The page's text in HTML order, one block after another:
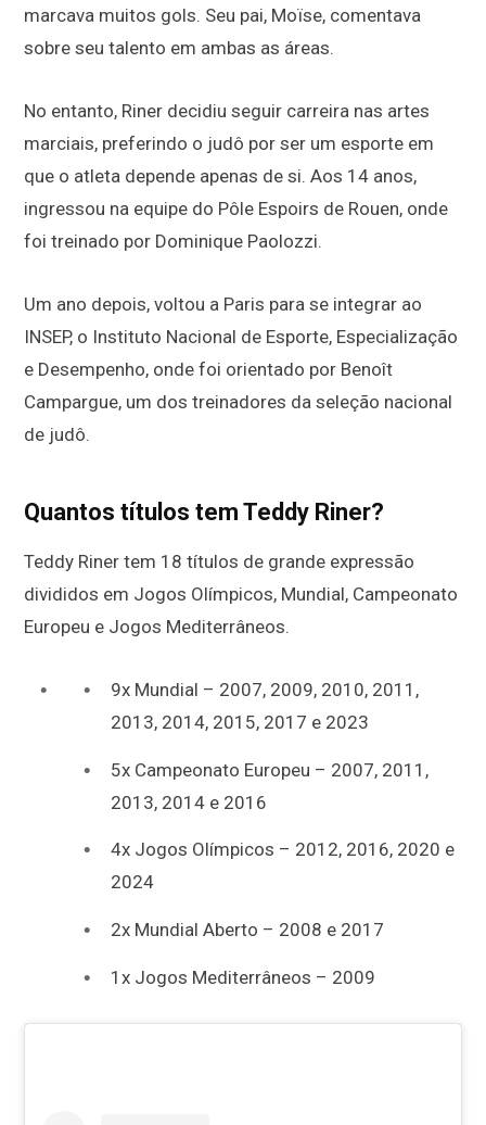
marcava muitos gols. Seu pai, Moïse, comentava
sobre seu talento em ambas as áreas.
No entanto, Riner decidiu seguir carreira nas artes
marciais, preferindo o judô por ser um esporte em
que o atleta depende apenas de si. Aos 14 anos,
ingressou na equipe do Pôle Espoirs de Rouen, onde
foi treinado por Dominique Paolozzi.
Um ano depois, voltou a Paris para se integrar ao
INSEP, o Instituto Nacional de Esporte, Especialização
e Desempenho, onde foi orientado por Benoît
Campargue, um dos treinadores da seleção nacional
de judô.
Quantos títulos tem Teddy Riner?
Teddy Riner tem 18 títulos de grande expressão
divididos em Jogos Olímpicos, Mundial, Campeonato
Europeu e Jogos Mediterrâneos.
9x Mundial – 2007, 2009, 2010, 2011,
2013, 2014, 2015, 2017 e 2023
5x Campeonato Europeu – 2007, 2011,
2013, 2014 e 2016
4x Jogos Olímpicos – 2012, 2016, 2020 e
2024
2x Mundial Aberto – 2008 e 2017
1x Jogos Mediterrâneos – 2009